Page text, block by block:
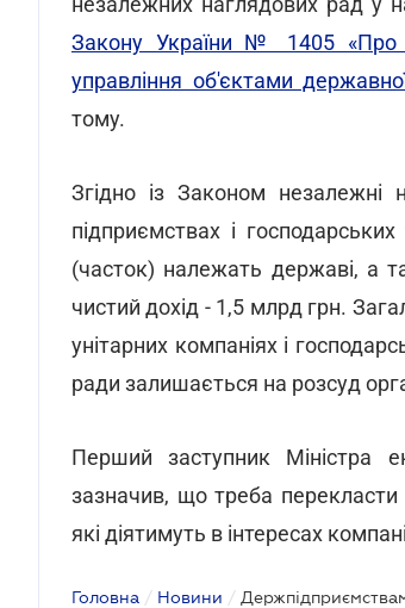
Закону України № 1405 «Про
управління об'єктами
тому.
Згідно із Законом незалежні
підприємствах і
(часток) належать державі, а
чистий дохід - 1,5 млрд грн.
унітарних компаніях і
ради залишається на розсуд
Перший заступник Міністра
зазначив, що треба перекласти
які діятимуть в інтересах
Головна / Новини /